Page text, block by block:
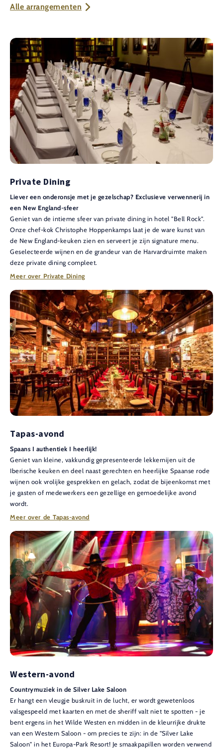
Alle arrangementen
Private Dining
Liever een onderonsje met je gezelschap? Exclusieve verwennerij in
een New England-sfeer
Geniet van de intieme sfeer van private dining in hotel "Bell Rock".
Onze chef-kok Christophe Hoppenkamps laat je de ware kunst van
de New England-keuken zien en serveert je zijn signature menu.
Geselecteerde wijnen en de grandeur van de Harvardruimte maken
deze private dining compleet.
Meer over Private Dining
Tapas-avond
Spaans I authentiek I heerlijk!
Geniet van kleine, vakkundig gepresenteerde lekkernijen uit de
Iberische keuken en deel naast gerechten en heerlijke Spaanse rode
wijnen ook vrolijke gesprekken en gelach, zodat de bijeenkomst met
je gasten of medewerkers een gezellige en gemoedelijke avond
wordt.
Meer over de Tapas-avond
Western-avond
Countrymuziek in de Silver Lake Saloon
Er hangt een vleugje buskruit in de lucht, er wordt gewetenloos
valsgespeeld met kaarten en met de sheriff valt niet te spotten - je
bent ergens in het Wilde Westen en midden in de kleurrijke drukte
van een Western Saloon - om precies te zijn: in de "Silver Lake
Saloon" in het Europa-Park Resort! Je smaakpapillen worden verwend